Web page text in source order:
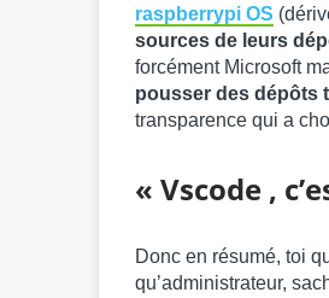
raspberrypi OS
sources de leurs
forcément Microsoft
pousser des dépôts
transparence qui a
« Vscode ,
Donc en résumé, toi
qu’administrateur,